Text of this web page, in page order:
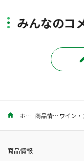
みんなのコ
ホーム 商品情報
商品情報